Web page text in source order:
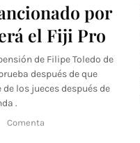
por
el Fiji Pro
de Filipe Toledo de
después de que
los jueces después de
.
Comenta